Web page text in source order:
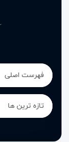
فهرست اصلی
تازه ترین ها